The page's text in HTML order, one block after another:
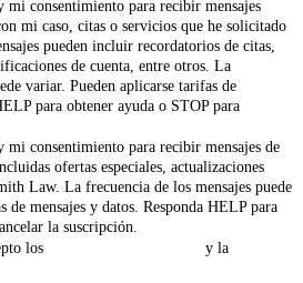
mi consentimiento para recibir mensajes
mi caso, citas o servicios que he solicitado
pueden incluir recordatorios de citas,
de cuenta, entre otros. La
variar. Pueden aplicarse tarifas de
para obtener ayuda o STOP para
mi consentimiento para recibir mensajes de
ofertas especiales, actualizaciones
Law. La frecuencia de los mensajes puede
de mensajes y datos. Responda HELP para
la suscripción.
los
y la